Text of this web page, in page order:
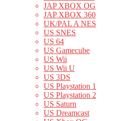
JAP XBOX OG
JAP XBOX 360
UK/PAL A NES
US SNES
US 64
US Gamecube
US Wii
US Wii U
US 3DS
US Playstation 1
US Playstation 2
US Saturn
US Dreamcast